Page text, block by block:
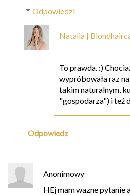
Odpowiedzi
Natalia |
To prawda. :)
wypróbowała raz
takim naturalnym,
"gospodarza") i też
Odpowiedz
Anonimowy
HEj mam wazne pytanie